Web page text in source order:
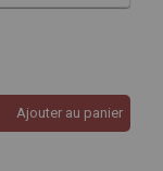
Ajouter au panier